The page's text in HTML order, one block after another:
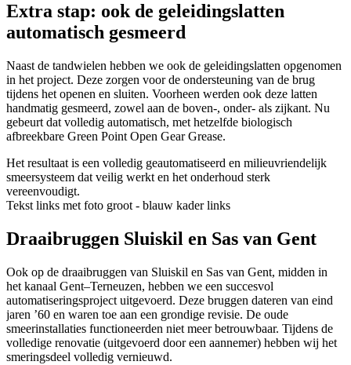
Extra stap: ook de geleidingslatten
automatisch gesmeerd
Naast de tandwielen hebben we ook de geleidingslatten opgenomen
in het project. Deze zorgen voor de ondersteuning van de brug
tijdens het openen en sluiten. Voorheen werden ook deze latten
handmatig gesmeerd, zowel aan de boven-, onder- als zijkant. Nu
gebeurt dat volledig automatisch, met hetzelfde biologisch
afbreekbare Green Point Open Gear Grease.
Het resultaat is een volledig geautomatiseerd en milieuvriendelijk
smeersysteem dat veilig werkt en het onderhoud sterk
vereenvoudigt.
Tekst links met foto groot - blauw kader links
Draaibruggen Sluiskil en Sas van Gent
Ook op de draaibruggen van Sluiskil en Sas van Gent, midden in
het kanaal Gent–Terneuzen, hebben we een succesvol
automatiseringsproject uitgevoerd. Deze bruggen dateren van eind
jaren ’60 en waren toe aan een grondige revisie. De oude
smeerinstallaties functioneerden niet meer betrouwbaar. Tijdens de
volledige renovatie (uitgevoerd door een aannemer) hebben wij het
smeringsdeel volledig vernieuwd.